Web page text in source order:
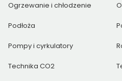
Ogrzewanie i chłodzenie
Podłoża
Pompy i cyrkulatory
Technika CO2